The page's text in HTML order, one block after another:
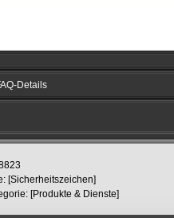
Details
[Sicherheitszeichen]
[Produkte & Dienste]